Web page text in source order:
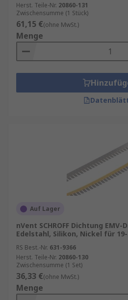
Herst. Teile-Nr. 20860-131
Zwischensumme (1 Stück)
61,15 €(ohne MwSt.)
Menge
Auf Lager
nVent SCHROFF Dichtung
Edelstahl, Silikon, Nickel für
RS Best.-Nr. 631-9366
Herst. Teile-Nr. 20860-130
Zwischensumme (1 Set)
36,33 €(ohne MwSt.)
Menge